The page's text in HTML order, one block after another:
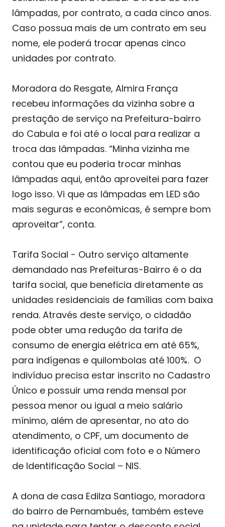
lâmpadas, por contrato, a cada cinco anos.
Caso possua mais de um contrato em seu
nome, ele poderá trocar apenas cinco
unidades por contrato.
Moradora do Resgate, Almira França
recebeu informações da vizinha sobre a
prestação de serviço na Prefeitura-bairro
do Cabula e foi até o local para realizar a
troca das lâmpadas. “Minha vizinha me
contou que eu poderia trocar minhas
lâmpadas aqui, então aproveitei para fazer
logo isso. Vi que as lâmpadas em LED são
mais seguras e econômicas, é sempre bom
aproveitar”, conta.
Tarifa Social - Outro serviço altamente
demandado nas Prefeituras-Bairro é o da
tarifa social, que beneficia diretamente as
unidades residenciais de famílias com baixa
renda. Através deste serviço, o cidadão
pode obter uma redução da tarifa de
consumo de energia elétrica em até 65%,
para indígenas e quilombolas até 100%. O
indivíduo precisa estar inscrito no Cadastro
Único e possuir uma renda mensal por
pessoa menor ou igual a meio salário
mínimo, além de apresentar, no ato do
atendimento, o CPF, um documento de
identificação oficial com foto e o Número
de Identificação Social – NIS.
A dona de casa Edilza Santiago, moradora
do bairro de Pernambués, também esteve